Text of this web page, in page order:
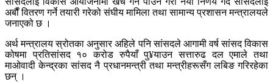
अर्बौं वितरण गर्ने तयारी गरेको संघीय मामिला तथा सामान्य प्रशासन मन्त्रालयले
जनाएको छ ।
अर्थ मन्त्रालय स्रोतका अनुसार अहिले पनि सांसदले आगामी वर्ष सांसद विकास
कोषमा प्रतिसांसद १० करोड रुपैयाँ पु¥याउन सत्तारुढ दल एमाले तथा
माओवादी केन्द्रका सांसद नै प्रधानमन्त्री तथा मन्त्रीहरूसँग लबिङ गरिरहेका
छन् ।